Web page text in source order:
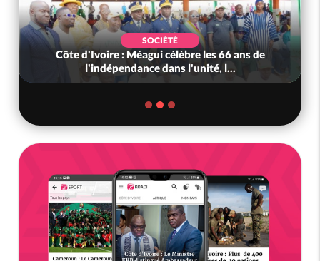
SOCIÉTÉ
Côte d'Ivoire : Méagui célèbre les 66 ans de
l'indépendance dans l'unité, l...